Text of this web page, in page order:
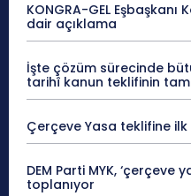
KONGRA-GEL
dair açıklama
İşte çözüm sürecinde
tarihî kanun teklifinin
Çerçeve Yasa teklifine ilk
DEM Parti MYK,
toplanıyor